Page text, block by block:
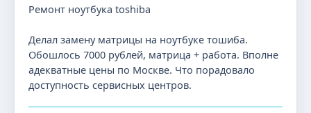
Ремонт ноутбука toshiba
Делал замену матрицы на ноутбуке тошиба.
Обошлось 7000 рублей, матрица + работа. Вполне
адекватные цены по Москве. Что порадовало
доступность сервисных центров.